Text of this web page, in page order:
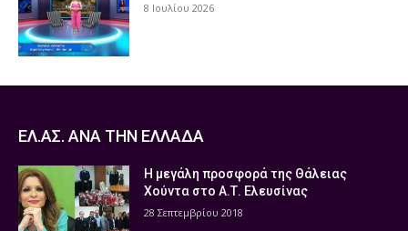
8 Ιουλίου 2026
ΕΛ.ΑΣ. ΑΝΑ ΤΗΝ ΕΛΛΑΔΑ
Η μεγάλη προσφορά της Θάλειας
Χούντα στο Α.Τ. Ελευσίνας
28 Σεπτεμβρίου 2018